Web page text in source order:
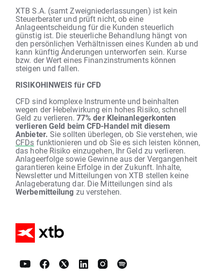
XTB S.A. (samt Zweigniederlassungen) ist kein
Steuerberater und prüft nicht, ob eine
Anlageentscheidung für die Kunden steuerlich
günstig ist. Die steuerliche Behandlung hängt von
den persönlichen Verhältnissen eines Kunden ab und
kann künftig Änderungen unterworfen sein. Kurse
bzw. der Wert eines Finanzinstruments können
steigen und fallen.
RISIKOHINWEIS für CFD
CFD sind komplexe Instrumente und beinhalten
wegen der Hebelwirkung ein hohes Risiko, schnell
Geld zu verlieren. 77% der Kleinanlegerkonten
verlieren Geld beim CFD-Handel mit diesem
Anbieter. Sie sollten überlegen, ob Sie verstehen, wie
CFDs funktionieren und ob Sie es sich leisten können,
das hohe Risiko einzugehen, Ihr Geld zu verlieren.
Anlageerfolge sowie Gewinne aus der Vergangenheit
garantieren keine Erfolge in der Zukunft. Inhalte,
Newsletter und Mitteilungen von XTB stellen keine
Anlageberatung dar. Die Mitteilungen sind als
Werbemitteilung zu verstehen.